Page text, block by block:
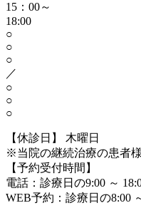
15：00～
18:00
○
○
○
／
○
○
○
【休診日】 木曜日
※当院の継続治療の患者
【予約受付時間】
電話：診療日の9:00 ～
WEB予約：診療日の8:00